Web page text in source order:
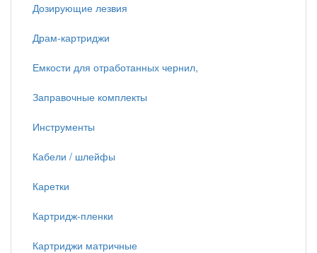
Дозирующие лезвия
Драм-картриджи
Емкости для отработанных чернил,
Заправочные комплекты
Инструменты
Кабели / шлейфы
Каретки
Картридж-пленки
Картриджи матричные